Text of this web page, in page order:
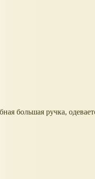
большая ручка,